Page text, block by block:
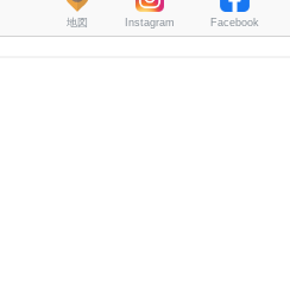
地図 Instagram Facebook